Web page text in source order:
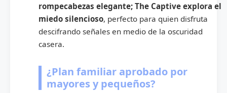
rompecabezas elegante; The Captive explora el
miedo silencioso, perfecto para quien disfruta
descifrando señales en medio de la oscuridad
casera.
¿Plan familiar aprobado por
mayores y pequeños?